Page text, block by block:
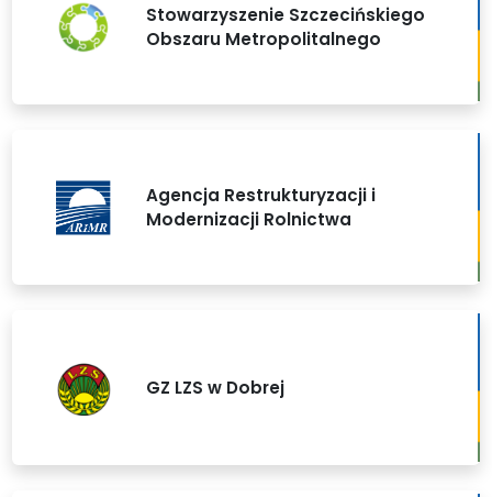
Stowarzyszenie Szczecińskiego
Obszaru Metropolitalnego
Agencja Restrukturyzacji i
Modernizacji Rolnictwa
GZ LZS w Dobrej